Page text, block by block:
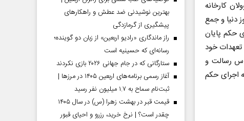
کارخانه
دنیا و جمع
حکم پایان
تعهدات خود
رسالت و
اجرای حکم
بهترین نوشیدنی ضد عطش و راهکارهای
پیشگیری از گرمازدگی
راز ماندگاری «رادیو اربعین» از زبان دو گوینده؛
رسانه‌ای که حسینیه است
ستارگانی که در جام جهانی ۲۰۲۶ بازی نکردند
آغاز رسمی برنامه‌های اربعین ۱۴۰۵ در مرز‌ها |
ثبت‌نام سماح به ۱.۷ میلیون نفر رسید
قیمت قبر در بهشت زهرا (س) در سال ۱۴۰۵
چقدر است؟ | نرخ خرید، رزرو و احیای قبور